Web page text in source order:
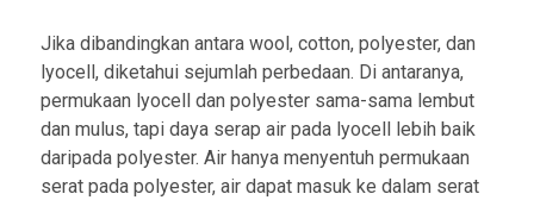
Jika dibandingkan antara wool, cotton, polyester, dan
lyocell, diketahui sejumlah perbedaan. Di antaranya,
permukaan lyocell dan polyester sama-sama lembut
dan mulus, tapi daya serap air pada lyocell lebih baik
daripada polyester. Air hanya menyentuh permukaan
serat pada polyester, air dapat masuk ke dalam serat